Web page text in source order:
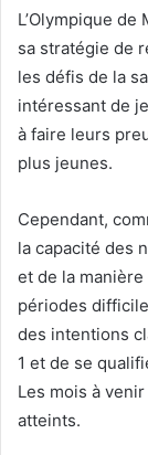
L’Olympique
sa stratégie de
les défis de la
intéressant de
à faire leurs
plus jeunes.
Cependant,
la capacité des
et de la
périodes
des intentions
1 et de se
Les mois à
atteints.